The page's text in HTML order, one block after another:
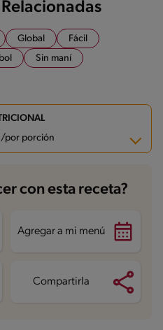
Global
Fácil
Sin maní
/por porción
g
g
con esta receta?
Agregar a mi menú
Compartirla